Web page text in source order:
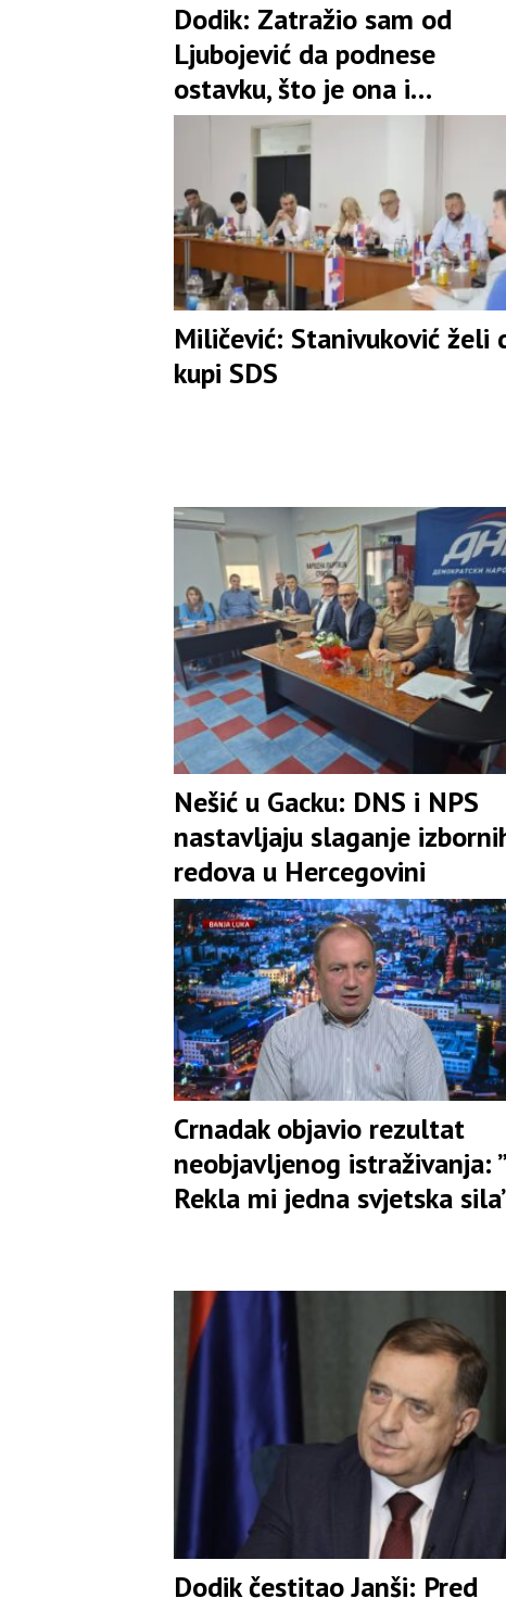
Dodik: Zatražio sam od
Ljubojević da podnese
ostavku, što je ona i
prihvatila
Miličević: Stanivuković želi
kupi SDS
Nešić u Gacku: DNS i NPS
nastavljaju slaganje
redova u Hercegovini
Crnadak objavio rezultat
neobjavljenog istraživanja: ”
Rekla mi jedna svjetska
Dodik čestitao Janši: Pred